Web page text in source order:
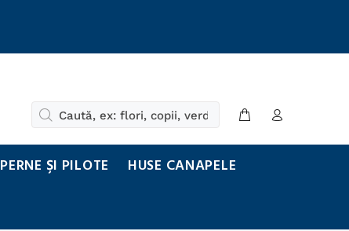
PERNE ŞI PILOTE
HUSE CANAPELE